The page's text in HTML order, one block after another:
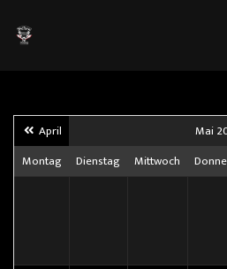
April Mai
Montag
Dienstag Mittwoch